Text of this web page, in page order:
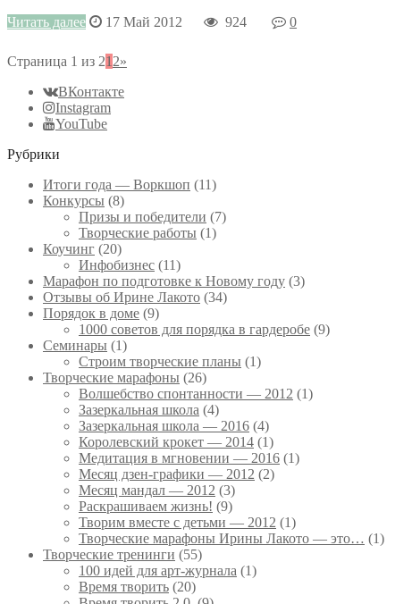
Читать далее
17 Май 2012 924 0
Страница 1 из 21 2»
ВКонтакте
Instagram
YouTube
Рубрики
Итоги года — Воркшоп (11)
Конкурсы (8)
Призы и победители (7)
Творческие работы (1)
Коучинг (20)
Инфобизнес (11)
Марафон по подготовке к Новому году (3)
Отзывы об Ирине Лакото (34)
Порядок в доме (9)
1000 советов для порядка в гардеробе (9)
Семинары (1)
Строим творческие планы (1)
Творческие марафоны (26)
Волшебство спонтанности — 2012 (1)
Зазеркальная школа (4)
Зазеркальная школа — 2016 (4)
Королевский крокет — 2014 (1)
Медитация в мгновении — 2016 (1)
Месяц дзен-графики — 2012 (2)
Месяц мандал — 2012 (3)
Раскрашиваем жизнь! (9)
Творим вместе с детьми — 2012 (1)
Творческие марафоны Ирины Лакото — это… (1)
Творческие тренинги (55)
100 идей для арт-журнала (1)
Время творить (20)